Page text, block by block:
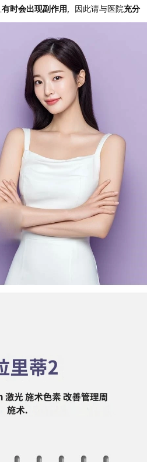
有时会出现副作用 ，因此请与医院充分